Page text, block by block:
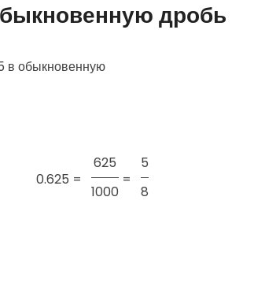
дробь
в обыкновенную
0.625 =
625
1000
=
5
8